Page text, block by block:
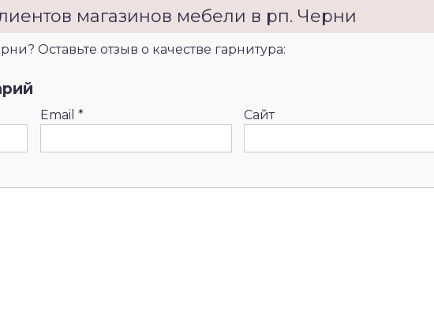
магазинов мебели в рп. Черни
Оставьте отзыв о качестве гарнитура:
Email * Сайт